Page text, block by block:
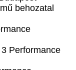
behozatal‎
Performance